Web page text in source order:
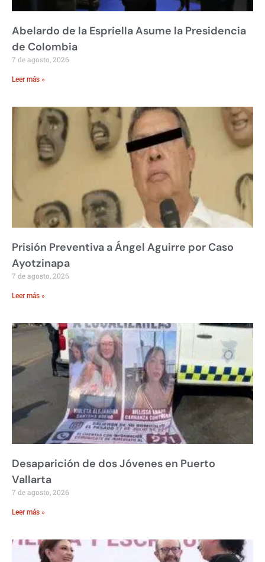
Abelardo de la Espriella Asume la Presidencia
de Colombia
7 de agosto, 2026
Leer más »
Prisión Preventiva a Ángel Aguirre por Caso
Ayotzinapa
7 de agosto, 2026
Leer más »
Desaparición de dos Jóvenes en Puerto
Vallarta
7 de agosto, 2026
Leer más »